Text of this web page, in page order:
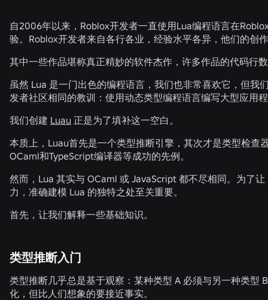
自2006年以来，Roblox开发者一直使用Lua编程语言在
验。Roblox开发者来自各行各业，经验水平各异，他们的创
其中一些作品堪称真正精妙的软件杰作，许多作品的代码行
虽然 Lua 是一门出色的编程语言，我们也非常喜欢它，但我
发者社区相同的教训：使用动态类型编程语言编写大型应用
我们创建 Luau 正是为了填补这一空白。
本质上，Luau首先是一个类型推断引擎，其次才是类型检查
OCaml和TypeScript编译器等成功的先例。
然而，Lua 其实与 OCaml 或 JavaScript 都不尽相同。为了
力，准确建模 Lua 的独特之处至关重要。
首先，让我们解释一些基础知识。
类型推断入门
类型推断几乎总是基于观察：某种类型 A 必须与另一种类型
化，但比人们想象的要接近事实。